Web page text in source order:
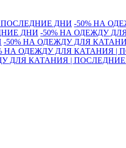
ПОСЛЕДНИЕ ДНИ -50% НА
ДНИ -50% НА ОДЕЖДУ
-50% НА ОДЕЖДУ ДЛЯ
НА ОДЕЖДУ ДЛЯ КАТАНИЯ |
ДЛЯ КАТАНИЯ |